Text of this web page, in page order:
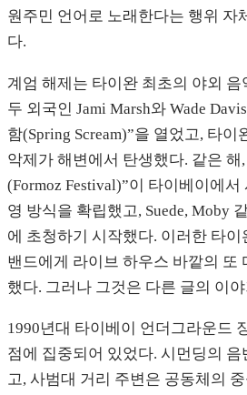
원주민 언어로 노래한다는 행위 자
다.
계엄 해제는 타이완 최초의 야외 음
두 외국인 Jami Marsh와 Wade
함(Spring Scream)”을 열었고, 타이
악제가 해변에서 탄생했다. 같은 해
(Formoz Festival)”이 타이베이에
영 방식을 확립했고, Suede, Moby
에 초청하기 시작했다. 이러한 타
밴드에게 라이브 하우스 바깥의 또
했다. 그러나 그것은 다른 글의 이
1990년대 타이베이 언더그라운드
점에 집중되어 있었다. 시먼딩의
고, 사범대 거리 주변은 공동체의